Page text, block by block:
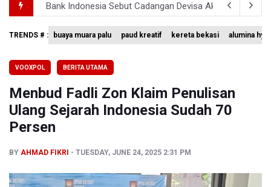
Bank Indonesia Sebut Cadangan Devisa Akhir Juli
Penjelasan Kemenkes: Pasien BPJS Kesehatan Viral
KPK Terima Permintaan Kejaksaan Agung Periksa
Perumnas Bangun Hunian Bersubsidi dengan Konsep
TRENDS # : buaya muara palu paud kreatif kereta bekasi alumina
VOOXPOL BERITA UTAMA
Menbud Fadli Zon Klaim Penulisan
Ulang Sejarah Indonesia Sudah 70
Persen
BY AHMAD FIKRI TUESDAY, JUNE 24, 2025 2:31 PM